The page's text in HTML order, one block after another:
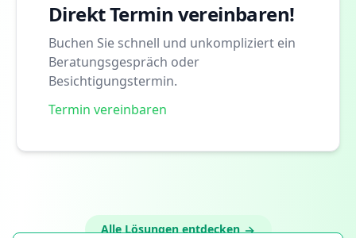
Direkt Termin vereinbaren!
Buchen Sie schnell und unkompliziert ein
Beratungsgespräch oder
Besichtigungstermin.
Termin vereinbaren
Alle Lösungen entdecken